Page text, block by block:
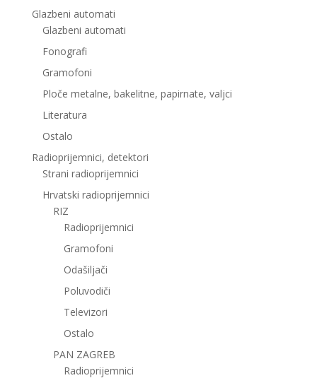
Glazbeni automati
Glazbeni automati
Fonografi
Gramofoni
Ploče metalne, bakelitne, papirnate, valjci
Literatura
Ostalo
Radioprijemnici, detektori
Strani radioprijemnici
Hrvatski radioprijemnici
RIZ
Radioprijemnici
Gramofoni
Odašiljači
Poluvodiči
Televizori
Ostalo
PAN ZAGREB
Radioprijemnici